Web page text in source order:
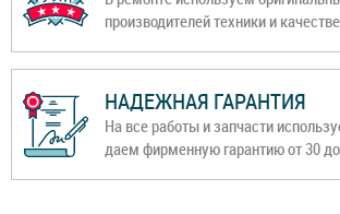
производителей техники и
НАДЕЖНАЯ ГАРАНТИЯ
На все работы и запчасти
даем фирменную гарантию от 30